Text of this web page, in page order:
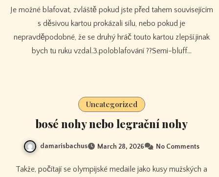
Je možné blafovat, zvláště pokud jste před tahem souvisejícím
s děsivou kartou prokázali sílu, nebo pokud je
nepravděpodobné, že se druhý hráč touto kartou zlepší.jinak
bych tu ruku vzdal.3.poloblafování ??Semi-bluff…
Uncategorized
bosé nohy nebo legrační nohy
damarisbachus March 28, 2026 No Comments
Takže, počítají se olympijské medaile jako kusy mužských a